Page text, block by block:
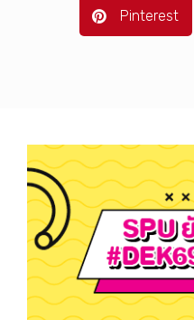
Pinterest